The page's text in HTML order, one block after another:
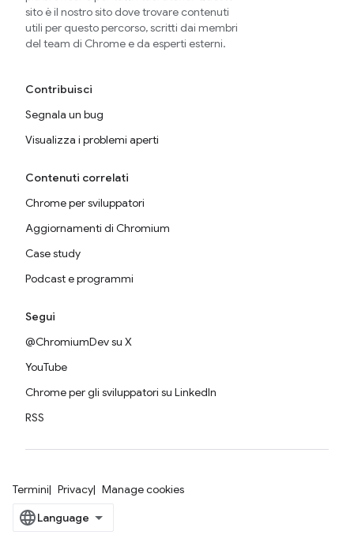
sito è il nostro sito dove trovare contenuti
utili per questo percorso, scritti dai membri
del team di Chrome e da esperti esterni.
Contribuisci
Segnala un bug
Visualizza i problemi aperti
Contenuti correlati
Chrome per sviluppatori
Aggiornamenti di Chromium
Case study
Podcast e programmi
Segui
@ChromiumDev su X
YouTube
Chrome per gli sviluppatori su LinkedIn
RSS
Termini Privacy Manage cookies